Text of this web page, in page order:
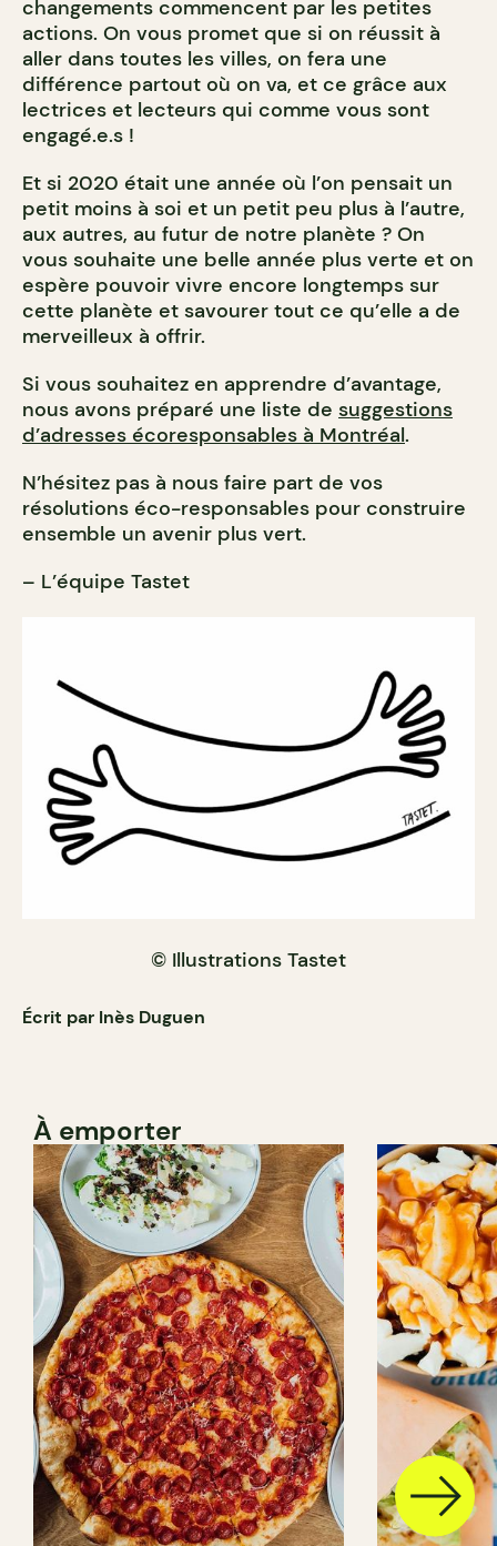
changements commencent par les petites
actions. On vous promet que si on réussit à
aller dans toutes les villes, on fera une
différence partout où on va, et ce grâce aux
lectrices et lecteurs qui comme vous sont
engagé.e.s !
Et si 2020 était une année où l’on pensait un
petit moins à soi et un petit peu plus à l’autre,
aux autres, au futur de notre planète ? On
vous souhaite une belle année plus verte et on
espère pouvoir vivre encore longtemps sur
cette planète et savourer tout ce qu’elle a de
merveilleux à offrir.
Si vous souhaitez en apprendre d’avantage,
nous avons préparé une liste de suggestions
d’adresses écoresponsables à Montréal.
N’hésitez pas à nous faire part de vos
résolutions éco-responsables pour construire
ensemble un avenir plus vert.
– L’équipe Tastet
© Illustrations Tastet
Écrit par Inès Duguen
À emporter